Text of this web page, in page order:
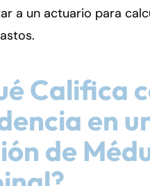
a un actuario para
Califica
en
de